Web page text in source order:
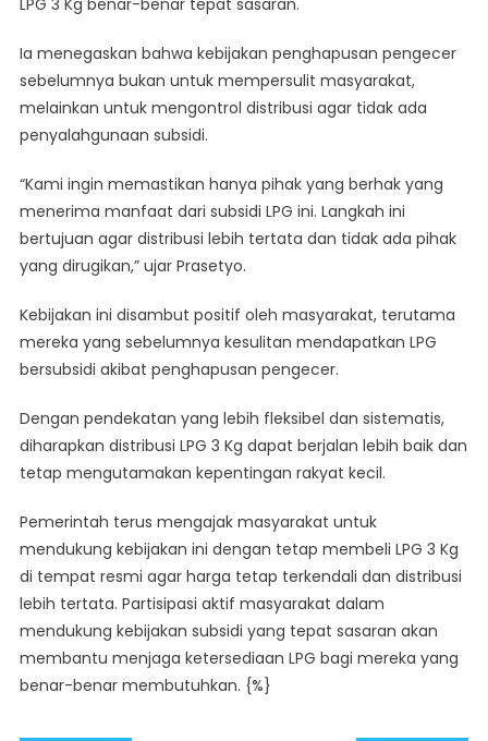
LPG 3 Kg benar-benar tepat sasaran.
Ia menegaskan bahwa kebijakan penghapusan pengecer
sebelumnya bukan untuk mempersulit masyarakat,
melainkan untuk mengontrol distribusi agar tidak ada
penyalahgunaan subsidi.
“Kami ingin memastikan hanya pihak yang berhak yang
menerima manfaat dari subsidi LPG ini. Langkah ini
bertujuan agar distribusi lebih tertata dan tidak ada pihak
yang dirugikan,” ujar Prasetyo.
Kebijakan ini disambut positif oleh masyarakat, terutama
mereka yang sebelumnya kesulitan mendapatkan LPG
bersubsidi akibat penghapusan pengecer.
Dengan pendekatan yang lebih fleksibel dan sistematis,
diharapkan distribusi LPG 3 Kg dapat berjalan lebih baik dan
tetap mengutamakan kepentingan rakyat kecil.
Pemerintah terus mengajak masyarakat untuk
mendukung kebijakan ini dengan tetap membeli LPG 3 Kg
di tempat resmi agar harga tetap terkendali dan distribusi
lebih tertata. Partisipasi aktif masyarakat dalam
mendukung kebijakan subsidi yang tepat sasaran akan
membantu menjaga ketersediaan LPG bagi mereka yang
benar-benar membutuhkan. {%}